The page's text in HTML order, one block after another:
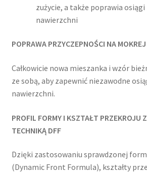
zużycie, a także poprawia
nawierzchni
POPRAWA PRZYCZEPNOŚCI NA
Całkowicie nowa mieszanka i wzór
ze sobą, aby zapewnić niezawodne
nawierzchni.
PROFIL FORMY I KSZTAŁT PRZEKROJU
TECHNIKĄ DFF
Dzięki zastosowaniu sprawdzonej
(Dynamic Front Formula), kształty